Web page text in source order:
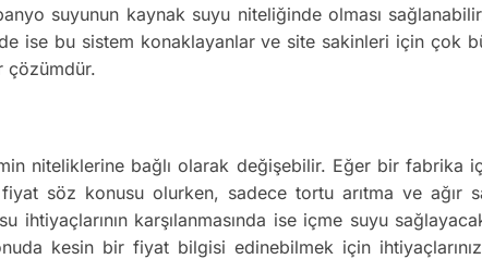
suyunun kaynak suyu niteliğinde olması
ise bu sistem konaklayanlar ve site sakinleri için çok
çözümdür.
niteliklerine bağlı olarak değişebilir. Eğer bir
söz konusu olurken, sadece tortu arıtma ve ağır
karşılanmasında ise içme suyu
kesin bir fiyat bilgisi edinebilmek için